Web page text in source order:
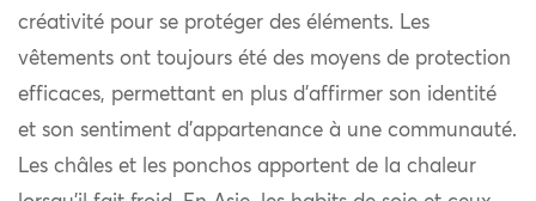
créativité pour se protéger des éléments. Les
vêtements ont toujours été des moyens de protection
efficaces, permettant en plus d’affirmer son identité
et son sentiment d’appartenance à une communauté.
Les châles et les ponchos apportent de la chaleur